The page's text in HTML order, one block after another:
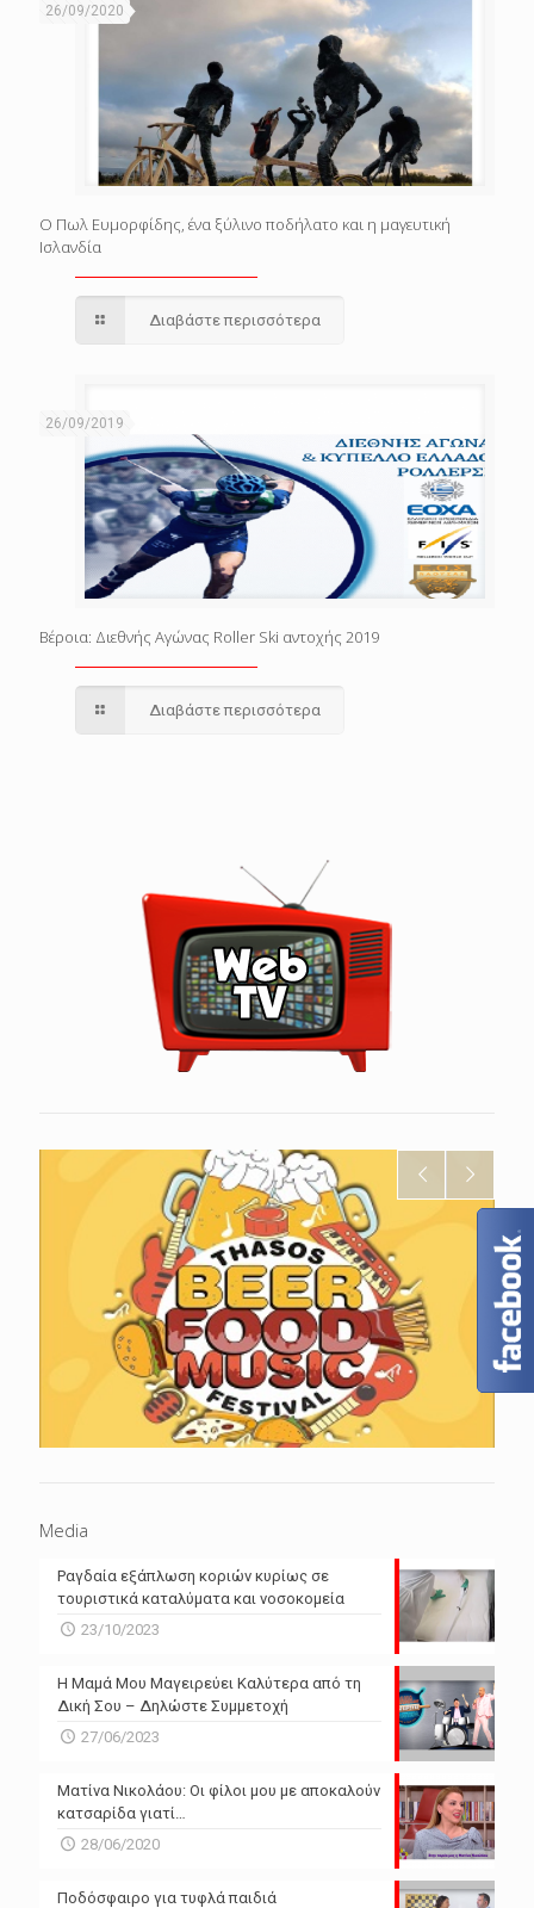
26/09/2020
Ο Πωλ Ευμορφίδης, ένα ξύλινο ποδήλατο και η μαγευτική
Ισλανδία
Διαβάστε περισσότερα
26/09/2019
Βέροια: Διεθνής Αγώνας Roller Ski αντοχής 2019
Διαβάστε περισσότερα
Media
Ραγδαία εξάπλωση κοριών κυρίως σε
τουριστικά καταλύματα και νοσοκομεία
23/10/2023
Η Μαμά Μου Μαγειρεύει Καλύτερα από τη
Δική Σου – Δηλώστε Συμμετοχή
27/06/2023
Ματίνα Νικολάου: Οι φίλοι μου με αποκαλούν
κατσαρίδα γιατί…
28/06/2020
Ποδόσφαιρο για τυφλά παιδιά